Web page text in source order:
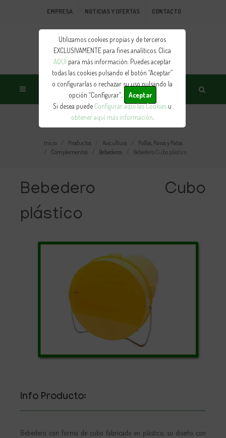
Utilizamos cookies propias y de terceros
EXCLUSIVAMENTE para fines analíticos. Clica
AQUÍ para más información. Puedes aceptar
todas las cookies pulsando el botón “Aceptar”
o configurarlas o rechazar su uso pulsando la
opción “Configurar”..
Aceptar
Si desea puede Configurar aquí las Cookies u
obtener aquí más información
EMPRESA NOTICIAS Y OFERTAS CONTACTO
PRODUCTO
Inicio Productos Avicultura
Pollos, Pavos y Patos
Complementos
Bebederos Bebedero Cubo plástico
Bebedero Cubo
plástico
Info Producto:
Bebedero con forma de cubo fabricado en plástico, su diseño con